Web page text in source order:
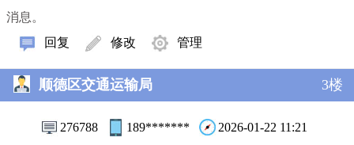
消息。
回复
修改 管理
顺德区交通运输局 3楼
276788 189*******
2026-01-22 11:21